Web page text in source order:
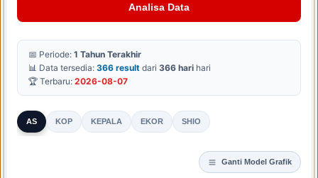
Analisa Data
📅 Periode: 1 Tahun Terakhir
📊 Data tersedia: 366 result dari 366 hari hari
🏆 Terbaru: 2026-08-07
AS KOP KEPALA EKOR SHIO
Ganti Model Grafik